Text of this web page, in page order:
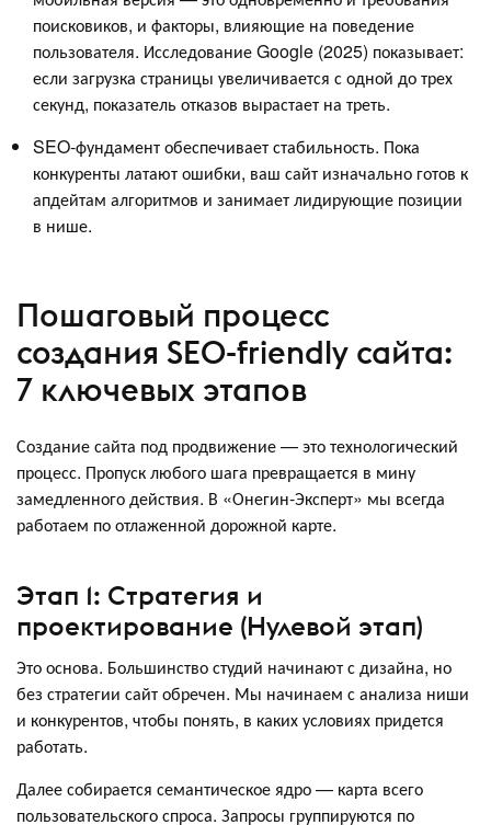
поисковиков, и факторы, влияющие на поведение
пользователя. Исследование Google (2025) показывает:
если загрузка страницы увеличивается с одной до трех
секунд, показатель отказов вырастает на треть.
SEO-фундамент обеспечивает стабильность. Пока
конкуренты латают ошибки, ваш сайт изначально готов к
апдейтам алгоритмов и занимает лидирующие позиции
в нише.
Пошаговый процесс
создания SEO-friendly сайта:
7 ключевых этапов
Создание сайта под продвижение — это технологический
процесс. Пропуск любого шага превращается в мину
замедленного действия. В «Онегин-Эксперт» мы всегда
работаем по отлаженной дорожной карте.
Этап 1: Стратегия и
проектирование (Нулевой этап)
Это основа. Большинство студий начинают с дизайна, но
без стратегии сайт обречен. Мы начинаем с анализа ниши
и конкурентов, чтобы понять, в каких условиях придется
работать.
Далее собирается семантическое ядро — карта всего
пользовательского спроса. Запросы группируются по